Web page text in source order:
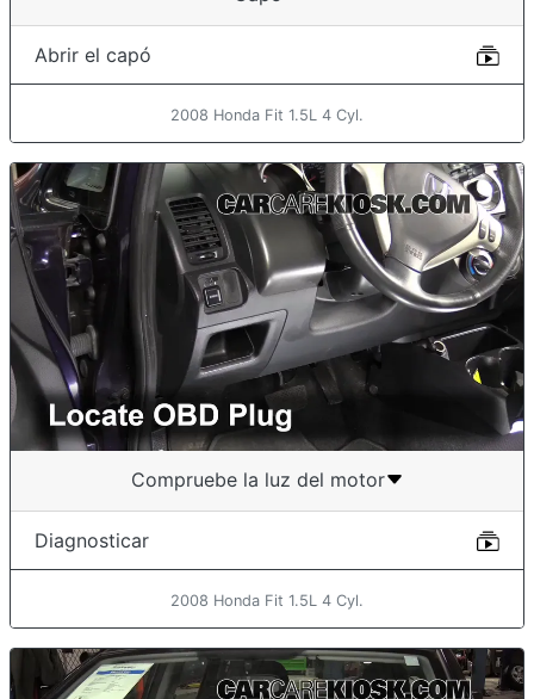
Abrir el capó
2008 Honda Fit 1.5L 4 Cyl.
Compruebe la luz del motor
Diagnosticar
2008 Honda Fit 1.5L 4 Cyl.